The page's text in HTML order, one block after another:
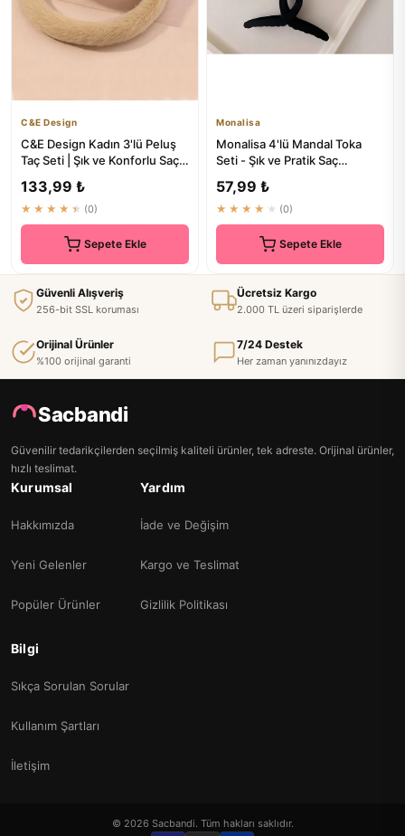
C&E Design
C&E Design Kadın 3'lü Peluş
Taç Seti | Şık ve Konforlu Saç
133,99 ₺
★★★★★ (0)
Sepete Ekle
Monalisa
Monalisa 4'lü Mandal Toka
Seti - Şık ve Pratik Saç
57,99 ₺
★★★★★ (0)
Sepete Ekle
Güvenli Alışveriş
256-bit SSL koruması
Ücretsiz Kargo
2.000 TL üzeri siparişlerde
Orijinal Ürünler
%100 orijinal garanti
7/24 Destek
Her zaman yanınızdayız
Sacbandi
Güvenilir tedarikçilerden seçilmiş kaliteli ürünler, tek adreste. Orijinal ürünler,
hızlı teslimat.
Kurumsal
Hakkımızda
Yeni Gelenler
Popüler Ürünler
Yardım
İade ve Değişim
Kargo ve Teslimat
Gizlilik Politikası
Bilgi
Sıkça Sorulan Sorular
Kullanım Şartları
İletişim
© 2026 Sacbandi. Tüm hakları saklıdır.